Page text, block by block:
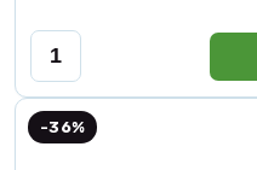
-36%